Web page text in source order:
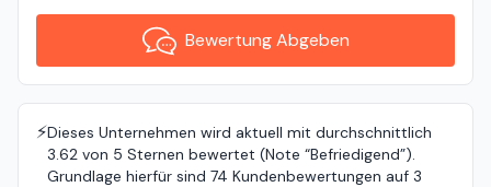
Bewertung Abgeben
⚡️Dieses Unternehmen wird aktuell mit durchschnittlich
3.62 von 5 Sternen bewertet (Note “Befriedigend”).
Grundlage hierfür sind 74 Kundenbewertungen auf 3